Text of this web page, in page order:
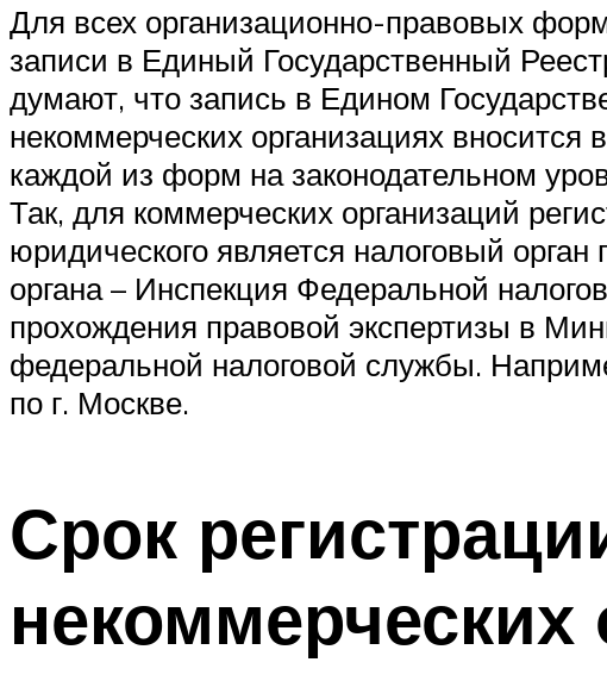
Для всех организационно-правовых
записи в Единый Государственный
думают, что запись в Едином
некоммерческих организациях
каждой из форм на законодательном
Так, для коммерческих организаций
юридического является налоговый
органа – Инспекция Федеральной
прохождения правовой экспертизы в
федеральной налоговой службы.
по г. Москве.
Срок
некоммерческих